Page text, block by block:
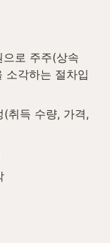
로 주주(상속
소각하는 절차입
취득 수량, 가격,